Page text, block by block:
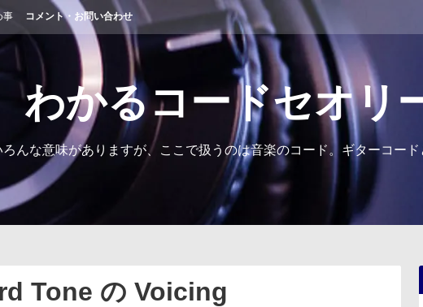
事 コメント・お問い合わせ
わかるコードセオリ
んな意味がありますが、ここで扱うのは音楽のコード。ギターコード
Tone の Voicing